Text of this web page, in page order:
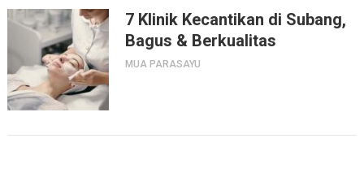
7 Klinik Kecantikan di Subang,
Bagus & Berkualitas
MUA PARASAYU